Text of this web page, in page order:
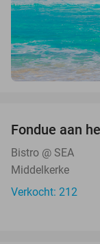
Fondue aan
Bistro @ SEA
Middelkerke
Verkocht: 212